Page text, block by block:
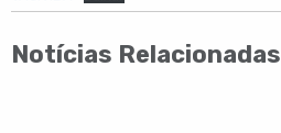
Notícias Relacionadas